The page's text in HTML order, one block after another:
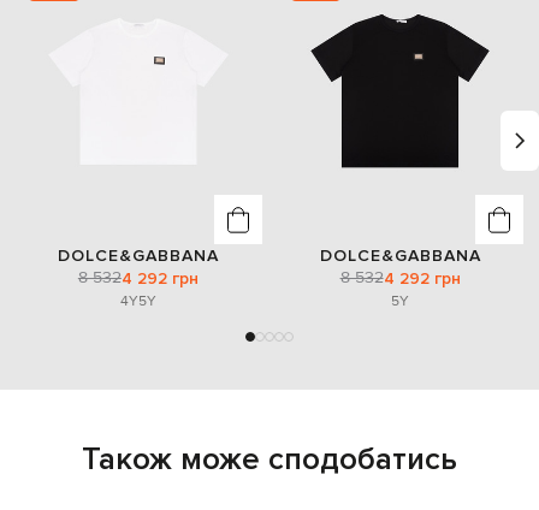
DOLCE&GABBANA
8 5324 292 грн
4Y5Y
DOLCE&GABBANA
8 5324 292 грн
5Y
Також може сподобатись